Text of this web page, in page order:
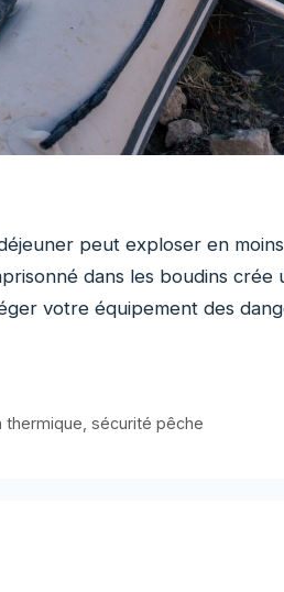
peut exploser en
dans les boudins crée
votre équipement des
thermique sécurité pêche